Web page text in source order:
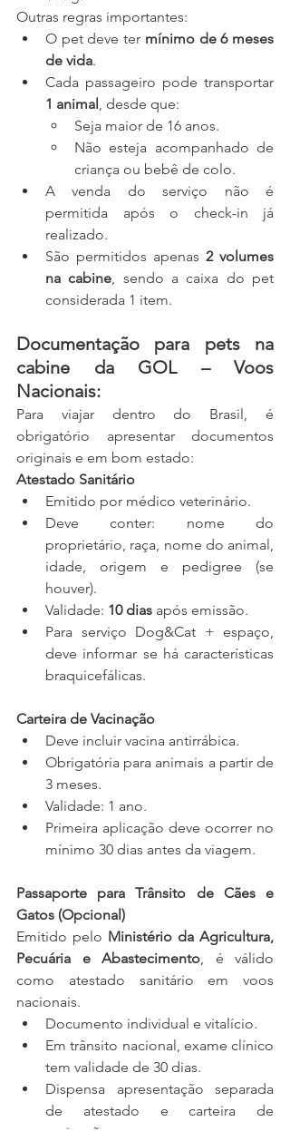
Outras regras importantes:
O pet deve ter mínimo de 6 meses
de vida.
1 animal , desde que:
Seja maior de 16 anos.
Não esteja acompanhado de
criança ou bebê de colo.
A venda do serviço não é
permitida após o check-in já
realizado.
São permitidos apenas 2 volumes
na cabine, sendo a caixa do pet
considerada 1 item.
Documentação para pets na
cabine da GOL – Voos
Nacionais:
Para viajar dentro do Brasil, é
obrigatório apresentar documentos
originais e em bom estado:
Atestado Sanitário
Emitido por médico veterinário.
Deve conter: nome do
proprietário, raça, nome do animal,
idade, origem e pedigree (se
houver).
Validade: 10 dias após emissão.
Para serviço Dog&Cat + espaço,
deve informar se há características
braquicefálicas.
Carteira de Vacinação
Deve incluir vacina antirrábica.
Obrigatória para animais a partir de
3 meses.
Validade: 1 ano.
Primeira aplicação deve ocorrer no
mínimo 30 dias antes da viagem.
Passaporte para Trânsito de Cães e
Gatos (Opcional)
Emitido pelo Ministério da Agricultura,
Pecuária e Abastecimento, é válido
como atestado sanitário em voos
nacionais.
Documento individual e vitalício.
Em trânsito nacional, exame clínico
tem validade de 30 dias.
Dispensa apresentação separada
de atestado e carteira de